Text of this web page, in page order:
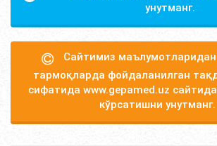
унутманг.
Сайтимиз
тармоқларда фойдаланилган
сифатида www.gepamed.uz
кўрсатишни унутманг.